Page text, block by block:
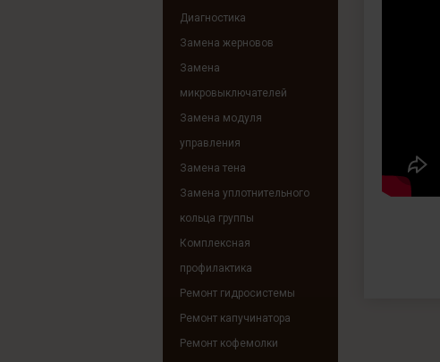
Диагностика
Замена жерновов
Замена
микровыключателей
Замена модуля
управления
Замена тена
Замена уплотнительного
кольца группы
Комплексная
профилактика
Ремонт гидросистемы
Ремонт капучинатора
Ремонт кофемолки